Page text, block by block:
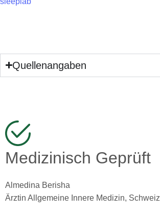
Quellenangaben
Medizinisch Geprüft
Almedina Berisha
Ärztin Allgemeine Innere Medizin, Schweiz